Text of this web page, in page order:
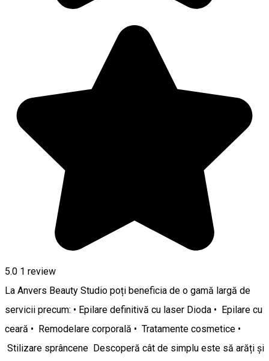
5.0 1 review
La Anvers Beauty Studio poți beneficia de o gamă largă de
servicii precum: • Epilare definitivă cu laser Dioda • Epilare cu
ceară • Remodelare corporală • Tratamente cosmetice •
Stilizare sprâncene Descoperă cât de simplu este să arăți și